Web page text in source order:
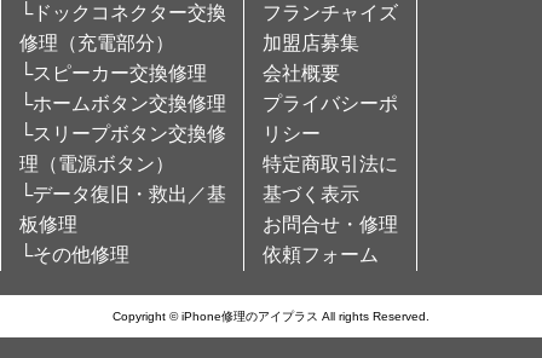
└ドックコネクター交換
修理（充電部分）
└スピーカー交換修理
└ホームボタン交換修理
└スリープボタン交換修
理（電源ボタン）
└データ復旧・救出／基
板修理
└その他修理
フランチャイズ
加盟店募集
会社概要
プライバシーポ
リシー
特定商取引法に
基づく表示
お問合せ・修理
依頼フォーム
Copyright © iPhone修理のアイプラス All rights Reserved.